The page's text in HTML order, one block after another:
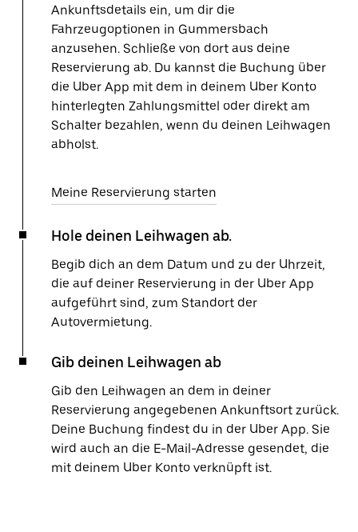
Ankunftsdetails ein, um dir die
Fahrzeugoptionen in Gummersbach
anzusehen. Schließe von dort aus deine
Reservierung ab. Du kannst die Buchung über
die Uber App mit dem in deinem Uber Konto
hinterlegten Zahlungsmittel oder direkt am
Schalter bezahlen, wenn du deinen Leihwagen
abholst.
Meine Reservierung starten
Hole deinen Leihwagen ab.
Begib dich an dem Datum und zu der Uhrzeit,
die auf deiner Reservierung in der Uber App
aufgeführt sind, zum Standort der
Autovermietung.
Gib deinen Leihwagen ab
Gib den Leihwagen an dem in deiner
Reservierung angegebenen Ankunftsort zurück.
Deine Buchung findest du in der Uber App. Sie
wird auch an die E-Mail-Adresse gesendet, die
mit deinem Uber Konto verknüpft ist.